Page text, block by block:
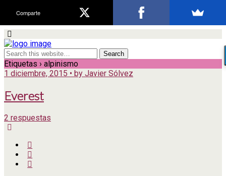
Etiquetas › alpinismo
1 diciembre, 2015 • by Javier Sólvez
Everest
2 respuestas
Comparte